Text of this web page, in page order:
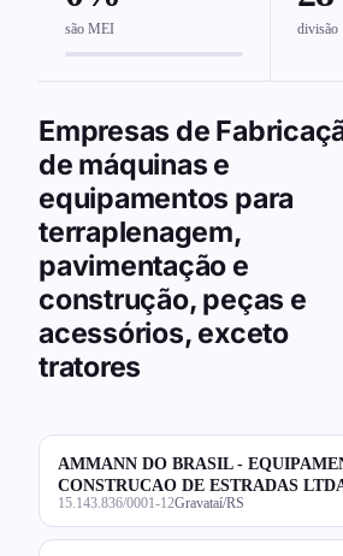
são MEI divisão
Empresas de
de máquinas e
equipamentos para
terraplenagem,
pavimentação e
construção, peças e
acessórios, exceto
tratores
AMMANN DO BRASIL -
CONSTRUCAO DE ESTRADAS
15.143.836/0001-12Gravataí/RS